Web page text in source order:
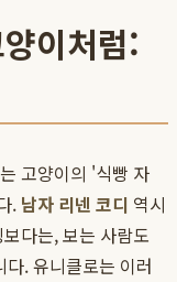
이처럼:
고양이의 '식빵 자
. 남자 리넨 코디 역시
다는, 보는 사람도
. 유니클로는 이러